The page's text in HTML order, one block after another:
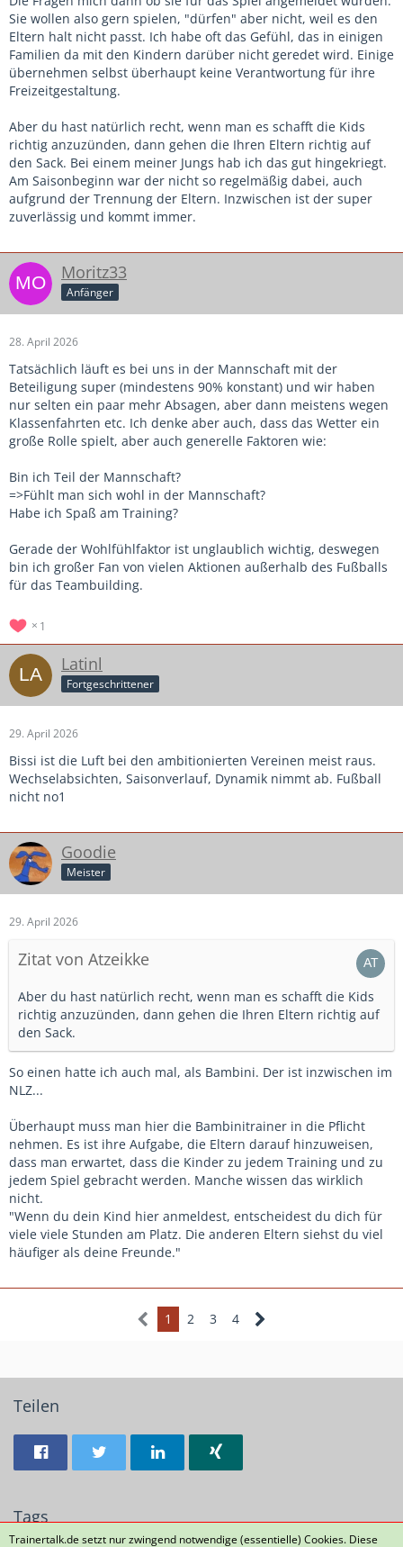
Deswegen versuche ich den Fußball so gut es geht als eine
Wohfühl-Oase stattfinden zu lassen. Das hat zwar auch
seine Grenzen, aber für mich heißt das, dass ich im Training
keine langweiligen oder unbeliebten Übungen durchführen
fanden) und dass ich die Kinder nicht für Fehler anmeckere
und sie nicht durch Hereinrufe von der Seitenlinie
"motiviere".
Und als Trainer natürlich auch einfach ein freundlicher Typ
sein. Einer unserer Trainer im Verein geht den Kindern
niemand versteht. Es können manchmal auch solche
Kleinigkeiten sein.
Sie wollen also gern spielen, "dürfen" aber nicht, weil es den
Eltern halt nicht passt. Ich habe oft das Gefühl, das in einigen
Familien da mit den Kindern darüber nicht geredet wird. Einige
übernehmen selbst überhaupt keine Verantwortung für ihre
Freizeitgestaltung.
Aber du hast natürlich recht, wenn man es schafft die Kids
richtig anzuzünden, dann gehen die Ihren Eltern richtig auf
den Sack. Bei einem meiner Jungs hab ich das gut hingekriegt.
Am Saisonbeginn war der nicht so regelmäßig dabei, auch
aufgrund der Trennung der Eltern. Inzwischen ist der super
zuverlässig und kommt immer.
Moritz33
Anfänger
28. April 2026
Tatsächlich läuft es bei uns in der Mannschaft mit der
Beteiligung super (mindestens 90% konstant) und wir haben
nur selten ein paar mehr Absagen, aber dann meistens wegen
Klassenfahrten etc. Ich denke aber auch, dass das Wetter ein
große Rolle spielt, aber auch generelle Faktoren wie:
Bin ich Teil der Mannschaft?
=>Fühlt man sich wohl in der Mannschaft?
Habe ich Spaß am Training?
Gerade der Wohlfühlfaktor ist unglaublich wichtig, deswegen
bin ich großer Fan von vielen Aktionen außerhalb des Fußballs
für das Teambuilding.
1
Latinl
Fortgeschrittener
29. April 2026
Bissi ist die Luft bei den ambitionierten Vereinen meist raus.
Wechselabsichten, Saisonverlauf, Dynamik nimmt ab. Fußball
nicht no1
Goodie
Meister
29. April 2026
Zitat von Atzeikke
Aber du hast natürlich recht, wenn man es schafft die Kids
richtig anzuzünden, dann gehen die Ihren Eltern richtig auf
den Sack.
So einen hatte ich auch mal, als Bambini. Der ist inzwischen im
NLZ...
Überhaupt muss man hier die Bambinitrainer in die Pflicht
nehmen. Es ist ihre Aufgabe, die Eltern darauf hinzuweisen,
dass man erwartet, dass die Kinder zu jedem Training und zu
jedem Spiel gebracht werden. Manche wissen das wirklich
nicht.
"Wenn du dein Kind hier anmeldest, entscheidest du dich für
viele viele Stunden am Platz. Die anderen Eltern siehst du viel
häufiger als deine Freunde."
1 2 3 4
Teilen
Tags
Trainertalk.de setzt nur zwingend notwendige (essentielle) Cookies. Diese